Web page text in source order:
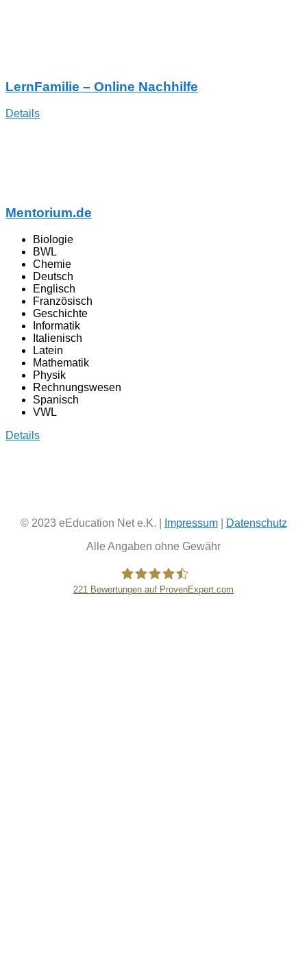
LernFamilie – Online Nachhilfe
Details
Mentorium.de
Biologie
BWL
Chemie
Deutsch
Englisch
Französisch
Geschichte
Informatik
Italienisch
Latein
Mathematik
Physik
Rechnungswesen
Spanisch
VWL
Details
© 2023 eEducation Net e.K. | Impressum|
Datenschutz
Alle Angaben ohne Gewähr
221 Bewertungen auf ProvenExpert.com